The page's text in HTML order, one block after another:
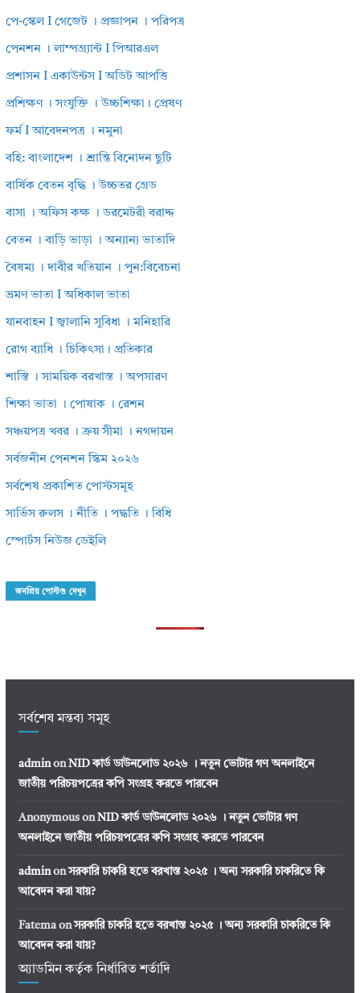
পে-স্কেল I গেজেট । প্রজ্ঞাপন । পরিপত্র
পেনশন । লাম্পগ্র্যান্ট I পিআরএল
প্রশাসন I একাউন্টস I অডিট আপত্তি
প্রশিক্ষণ । সংযুক্তি । উচ্চশিক্ষা। প্রেষণ
ফর্ম I আবেদনপত্র । নমুনা
বহি: বাংলাদেশ । শ্রান্তি বিনোদন ছুটি
বার্ষিক বেতন বৃদ্ধি । উচ্চতর গ্রেড
বাসা । অফিস কক্ষ । ডরমেটরী বরাদ্দ
বেতন । বাড়ি ভাড়া । অন্যান্য ভাতাদি
বৈষম্য । দাবীর খতিয়ান । পুন:বিবেচনা
ভ্রমণ ভাতা I অধিকাল ভাতা
যানবাহন I জ্বালানি সুবিধা । মনিহারি
রোগ ব্যাধি । চিকিৎসা। প্রতিকার
শাস্তি । সাময়িক বরখাস্ত । অপসারণ
শিক্ষা ভাতা । পোষাক । রেশন
সঞ্চয়পত্র খবর । ক্রয় সীমা । নগদায়ন
সর্বজনীন পেনশন স্কিম ২০২৬
সর্বশেষ প্রকাশিত পোস্টসমূহ
সার্ভিস রুলস । নীতি । পদ্ধতি । বিধি
স্পোর্টস নিউজ ডেইলি
জনপ্রিয় পোস্টগু দেখুন
সর্বশেষ মন্তব্য সমূহ
adminonNID কার্ড ডাউনলোড ২০২৬ । নতুন ভোটার গণ অনলাইনে
জাতীয় পরিচয়পত্রের কপি সংগ্রহ করতে পারবেন
AnonymousonNID কার্ড ডাউনলোড ২০২৬ । নতুন ভোটার গণ
অনলাইনে জাতীয় পরিচয়পত্রের কপি সংগ্রহ করতে পারবেন
adminonসরকারি চাকরি হতে বরখাস্ত ২০২৫ । অন্য সরকারি চাকরিতে কি
আবেদন করা যায়?
Fatemaonসরকারি চাকরি হতে বরখাস্ত ২০২৫ । অন্য সরকারি চাকরিতে কি
আবেদন করা যায়?
অ্যাডমিন কর্তৃক নির্ধারিত শর্তাদি